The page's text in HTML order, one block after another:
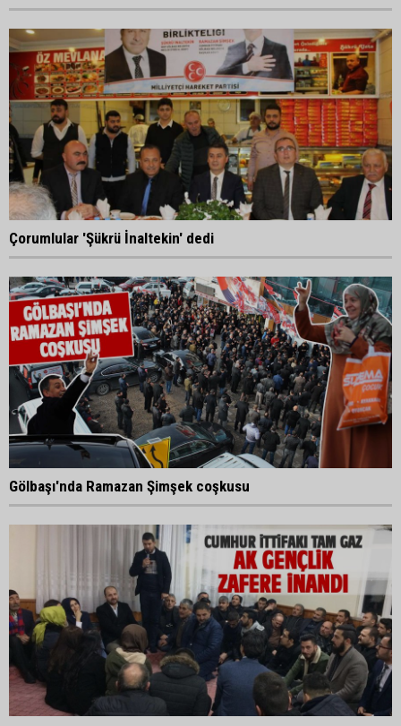
Çorumlular 'Şükrü İnaltekin' dedi
Gölbaşı'nda Ramazan Şimşek coşkusu